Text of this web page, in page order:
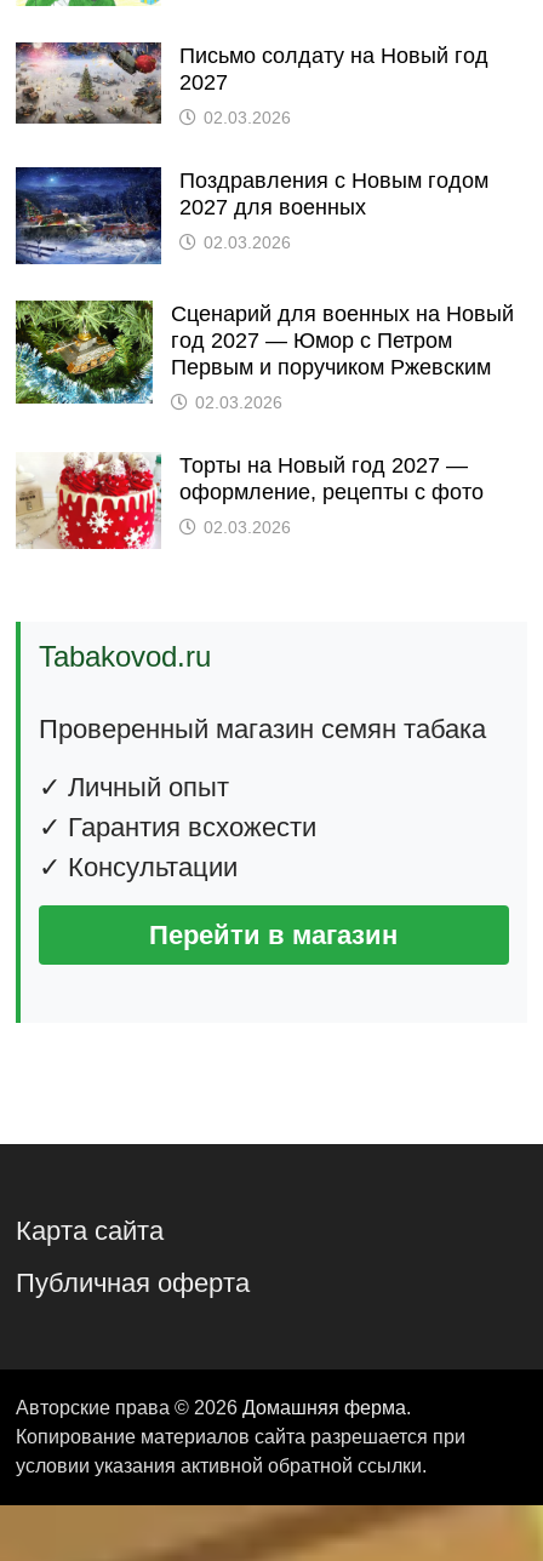
Письмо солдату на Новый год
2027
02.03.2026
Поздравления с Новым годом
2027 для военных
02.03.2026
Сценарий для военных на Новый
год 2027 — Юмор с Петром
Первым и поручиком Ржевским
02.03.2026
Торты на Новый год 2027 —
оформление, рецепты с фото
02.03.2026
Tabakovod.ru
Проверенный магазин семян табака
✓ Личный опыт
✓ Гарантия всхожести
✓ Консультации
Перейти в магазин
Карта сайта
Публичная оферта
Авторские права © 2026 Домашняя ферма.
Копирование материалов сайта разрешается при
условии указания активной обратной ссылки.